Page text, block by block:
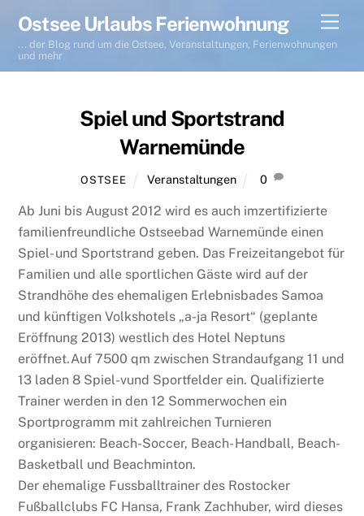
content
Ostsee Urlaubs Ferienwohnung
... der Blog rund um die Ostsee, Veranstaltungen, Ferienwohnungen
und mehr
Spiel und Sportstrand
Warnemünde
OSTSEE Veranstaltungen 0
Ab Juni bis August 2012 wird es auch imzertifizierte
familienfreundliche Ostseebad Warnemünde einen
Spiel- und Sportstrand geben. Das Freizeitangebot für
Familien und alle sportlichen Gäste wird auf der
Strandhöhe des ehemaligen Erlebnisbades Samoa
und künftigen Volkshotels „a-ja Resort“ (geplante
Eröffnung 2013) westlich des Hotel Neptuns
eröffnet.Auf 7500 qm zwischen Strandaufgang 11 und
13 laden 8 Spiel-vund Sportfelder ein. Qualifizierte
Trainer werden in den 12 Sommerwochen ein
Sportprogramm mit zahlreichen Turnieren
organisieren: Beach-Soccer, Beach- Handball, Beach-
Basketball und Beachminton.
Der ehemalige Fussballtrainer des Rostocker
Fußballclubs FC Hansa, Frank Zachhuber, wird dieses